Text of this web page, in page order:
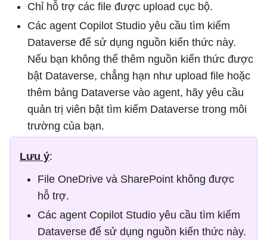
Chỉ hỗ trợ các file được upload cục bộ.
Các agent Copilot Studio yêu cầu tìm kiếm
Dataverse để sử dụng nguồn kiến ​​thức này.
Nếu bạn không thể thêm nguồn kiến ​​thức được
bật Dataverse, chẳng hạn như upload file hoặc
thêm bảng Dataverse vào agent, hãy yêu cầu
quản trị viên bật tìm kiếm Dataverse trong môi
trường của bạn.
Lưu ý:
File OneDrive và SharePoint không được
hỗ trợ.
Các agent Copilot Studio yêu cầu tìm kiếm
Dataverse để sử dụng nguồn kiến ​​thức này.